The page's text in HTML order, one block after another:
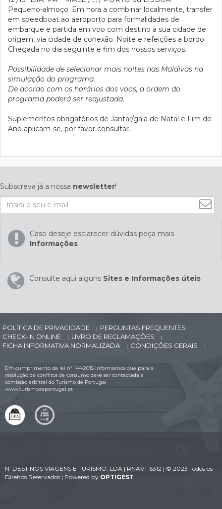
Pequeno-almoço. Em hora a combinar localmente, transfer
em speedboat ao aeroporto para formalidades de
embarque e partida em voo com destino à sua cidade de
origem, via cidade de conexão. Noite e refeições a bordo.
Chegada no dia seguinte e fim dos nossos serviços.
Possibilidade de selecionar mais noites nas Maldivas na
simulação do programa.
De acordo com os horários dos voos, a ordem do
programa poderá ser reajustada.
Suplementos obrigatórios de Jantar/gala de Natal e Fim de
Ano aplicam-se, por favor consultar.
Subscreva já a nossa newsletter!
Caso deseje esclarecer dúvidas peça mais
Informações
Consulte aqui alguns Sites e Informações úteis
POLÍTICA DE PRIVACIDADE | PERGUNTAS FREQUENTES |
CHECK-IN ONLINE | LIVRO DE RECLAMAÇÕES |
FICHA INFORMATIVA NORMALIZADA | CONDIÇÕES GERAIS |
Em cumprimento da lei nº 144/2015 informamos que para a
resolução de conflitos de consumo deve ser contactada a
comissão arbitral do Turismo de Portugal
www.turismodeportugal.pt
N’ DESTINOS VIAGENS E TURISMO, LDA | RNAVT 6312 | © 2023 Todos os
Direitos Reservados | Powered by OPTIGEST